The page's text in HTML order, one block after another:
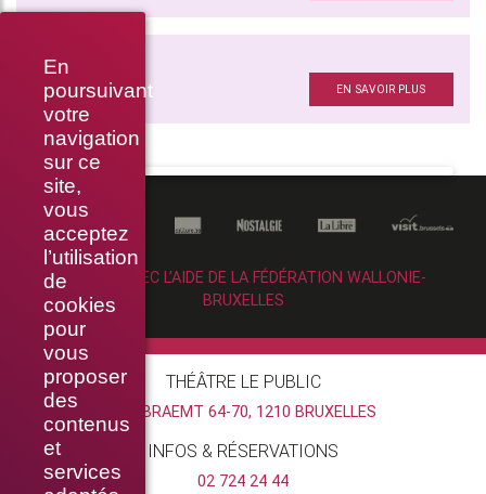
En
poursuivant
votre
navigation
sur ce
site,
vous
acceptez
l’utilisation
de
cookies
pour
vous
proposer
des
contenus
et
services
ELLEN BABIĆ
Costumes EN SAVOIR PLUS
RÉALISÉ AVEC L’AIDE DE LA FÉDÉRATION WALLONIE-
BRUXELLES
THÉÂTRE LE PUBLIC
RUE BRAEMT 64-70, 1210 BRUXELLES
INFOS & RÉSERVATIONS
02 724 24 44